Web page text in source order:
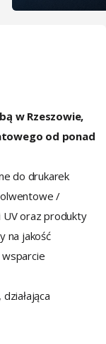
w Rzeszowie,
od ponad
do drukarek
/
UV oraz produkty
na jakość